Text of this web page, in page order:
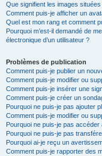
Que signifient les images
Comment puis-je afficher un
Quel est mon rang et comment
Pourquoi m’est-il demandé de
électronique d’un utilisateur ?
Problèmes de publication
Comment puis-je publier un
Comment puis-je modifier ou
Comment puis-je insérer une
Comment puis-je créer un
Pourquoi ne puis-je pas ajouter
Comment puis-je modifier ou
Pourquoi ne puis-je pas accéder
Pourquoi ne puis-je pas
Pourquoi ai-je reçu un
Comment puis-je rapporter des